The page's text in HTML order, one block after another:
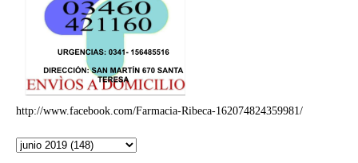
http://www.facebook.com/Farmacia-Ribeca-162074824359981/